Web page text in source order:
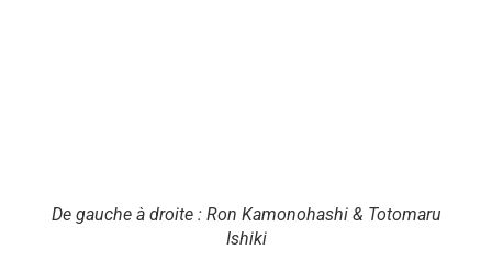
De gauche à droite : Ron Kamonohashi & Totomaru
Ishiki